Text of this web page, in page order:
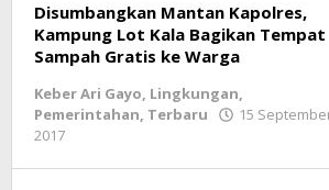
Disumbangkan Mantan Kapolres,
Kampung Lot Kala Bagikan Tempat
Sampah Gratis ke Warga
Keber Ari Gayo, Lingkungan,
Pemerintahan, Terbaru
15
2017